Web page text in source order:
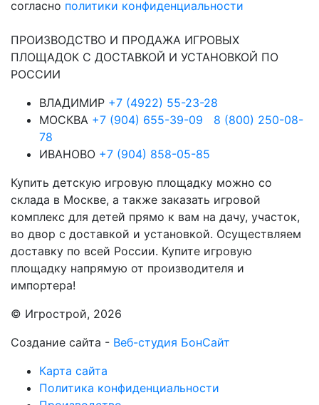
согласно политики конфиденциальности
ПРОИЗВОДСТВО И ПРОДАЖА ИГРОВЫХ
ПЛОЩАДОК С ДОСТАВКОЙ И УСТАНОВКОЙ ПО
РОССИИ
ВЛАДИМИР +7 (4922) 55-23-28
МОСКВА +7 (904) 655-39-09
8 (800) 250-08-
78
ИВАНОВО +7 (904) 858-05-85
Купить детскую игровую площадку можно со
склада в Москве, а также заказать игровой
комплекс для детей прямо к вам на дачу, участок,
во двор с доставкой и установкой. Осуществляем
доставку по всей России. Купите игровую
площадку напрямую от производителя и
импортера!
© Игрострой, 2026
Создание сайта - Веб-студия БонСайт
Карта сайта
Политика конфиденциальности